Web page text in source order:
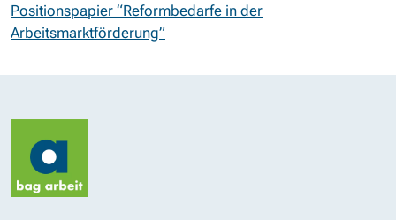
Positionspapier “Reformbedarfe in der
Arbeitsmarktförderung”